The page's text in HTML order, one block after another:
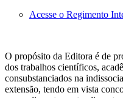
Acesse o Regimento
O propósito da Editora é de
dos trabalhos científicos,
consubstanciados na
extensão, tendo em vista